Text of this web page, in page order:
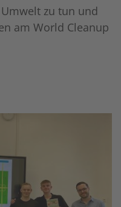
zu tun und
am World Cleanup